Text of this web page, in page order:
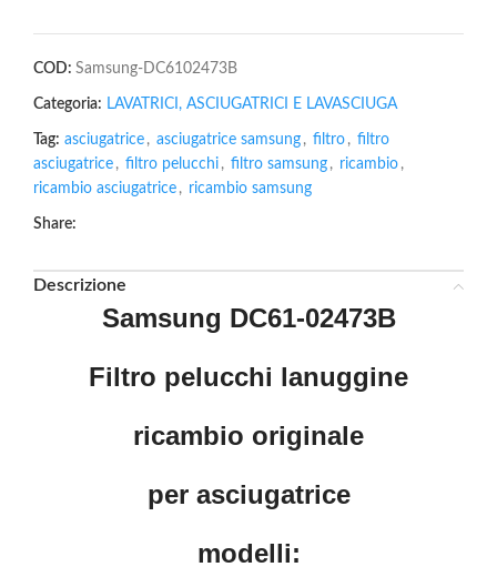
COD: Samsung-DC6102473B
Categoria: LAVATRICI, ASCIUGATRICI E LAVASCIUGA
Tag: asciugatrice , asciugatrice samsung , filtro , filtro
asciugatrice , filtro pelucchi , filtro samsung , ricambio ,
ricambio asciugatrice , ricambio samsung
Share:
Descrizione
Samsung DC61-02473B
Filtro pelucchi lanuggine
ricambio originale
per asciugatrice
modelli: